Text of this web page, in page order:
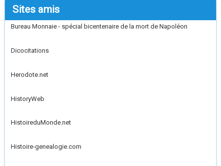
Sites amis
Bureau Monnaie - spécial bicentenaire de la mort de Napoléon
Dicocitations
Herodote.net
HistoryWeb
HistoireduMonde.net
Histoire-genealogie.com